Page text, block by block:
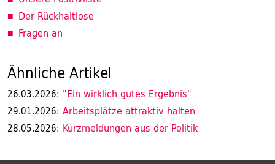
Der Rückhaltlose
Fragen an
Ähnliche Artikel
26.03.2026: "Ein wirklich gutes Ergebnis"
29.01.2026: Arbeitsplätze attraktiv halten
28.05.2026: Kurzmeldungen aus der Politik